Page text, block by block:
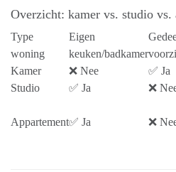
Overzicht: kamer vs. studio vs.
Type
woning
Eigen
keuken/badkamer
Kamer
❌ Nee ✅ Ja
Studio
✅ Ja ❌
Appartement✅ Ja ❌